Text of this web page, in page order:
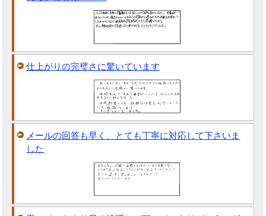
仕上がりの完璧さに驚いています
メールの回答も早く、とても丁寧に対応して下さいま
した